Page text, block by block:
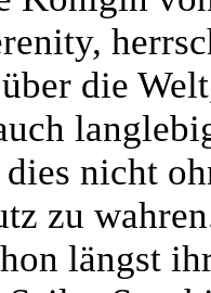
die
nicht
zu
längst